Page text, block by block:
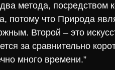
два метода, посредством
потому что Природа
Второй – это
за сравнительно
много времени.”